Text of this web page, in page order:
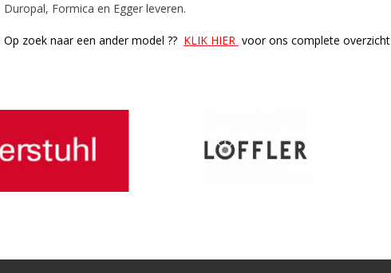
Duropal, Formica en Egger leveren.
Op zoek naar een ander model ?? KLIK HIER voor ons complete overzicht